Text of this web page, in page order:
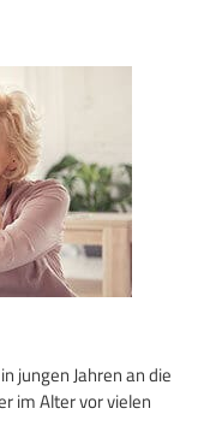
jungen Jahren an die
im Alter vor vielen